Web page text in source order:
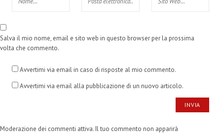
Salva il mio nome, email e sito web in questo browser per la prossima
volta che commento.
Avvertimi via email in caso di risposte al mio commento.
Avvertimi via email alla pubblicazione di un nuovo articolo.
Moderazione dei commenti attiva. Il tuo commento non apparirà